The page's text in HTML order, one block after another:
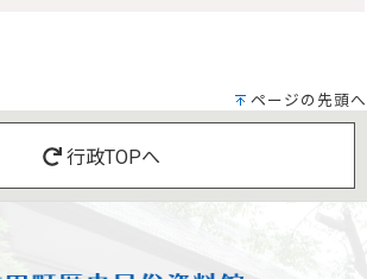
ページの先頭へ
行政TOPへ